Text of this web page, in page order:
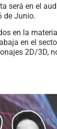
será en el
de Junio.
en la
en el
2D/3D,